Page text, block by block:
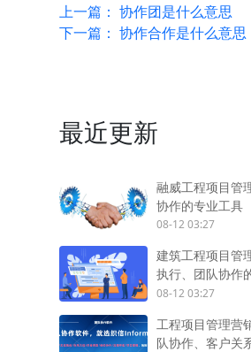
上一篇：协作团是什么意思
下一篇：协作合作是什么意思
最近更新
融威工程项目管
协作的专业工具
08-12 03:27
建筑工程项目管
执行、团队协作
08-12 03:27
工程项目管理营
队协作、客户关